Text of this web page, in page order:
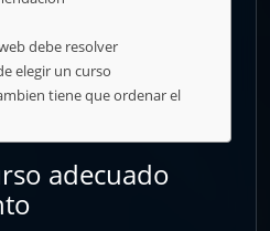
debe resolver
elegir un curso
tiene que ordenar el
adecuado